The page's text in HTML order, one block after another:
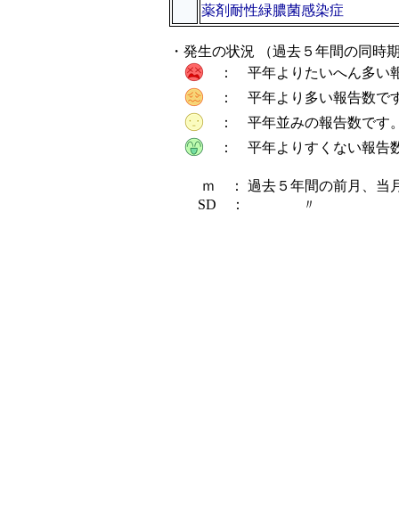
薬剤耐性緑膿菌感染症
・発生の状況 （過去５年間の同時
： 平年よりたいへん多い
： 平年より多い報告数で
： 平年並みの報告数です
： 平年よりすくない報告
ｍ ： 過去５年間の前月、当月
SD ： 〃